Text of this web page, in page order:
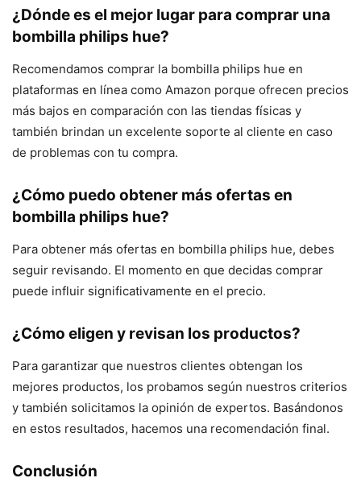
¿Dónde es el mejor lugar para comprar una
bombilla philips hue?
Recomendamos comprar la bombilla philips hue en
plataformas en línea como Amazon porque ofrecen precios
más bajos en comparación con las tiendas físicas y
también brindan un excelente soporte al cliente en caso
de problemas con tu compra.
¿Cómo puedo obtener más ofertas en
bombilla philips hue?
Para obtener más ofertas en bombilla philips hue, debes
seguir revisando. El momento en que decidas comprar
puede influir significativamente en el precio.
¿Cómo eligen y revisan los productos?
Para garantizar que nuestros clientes obtengan los
mejores productos, los probamos según nuestros criterios
y también solicitamos la opinión de expertos. Basándonos
en estos resultados, hacemos una recomendación final.
Conclusión